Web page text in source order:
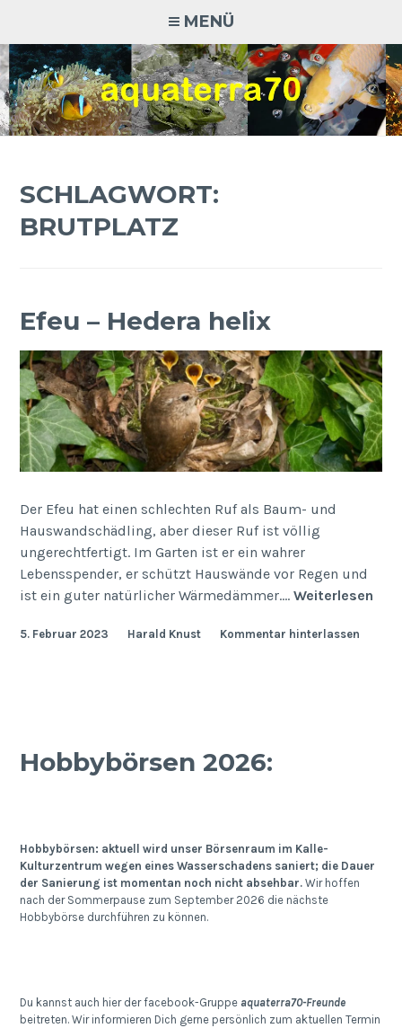
springen
MENÜ
AQUATERRA70
Aquaristik · Terraristik · Natur- und Artenschutz
SCHLAGWORT:
BRUTPLATZ
Efeu – Hedera helix
Der Efeu hat einen schlechten Ruf als Baum- und
Hauswandschädling, aber dieser Ruf ist völlig
ungerechtfertigt. Im Garten ist er ein wahrer
Lebensspender, er schützt Hauswände vor Regen und
ist ein guter natürlicher Wärmedämmer.…Weiterlesen
5. Februar 2023 Harald Knust Kommentar hinterlassen
Hobbybörsen 2026:
Hobbybörsen: aktuell wird unser Börsenraum im Kalle-
Kulturzentrum wegen eines Wasserschadens saniert; die Dauer
der Sanierung ist momentan noch nicht absehbar. Wir hoffen
nach der Sommerpause zum September 2026 die nächste
Hobbybörse durchführen zu können.
Du kannst auch hier der facebook-Gruppeaquaterra70-Freunde
beitreten. Wir informieren Dich gerne persönlich zum aktuellen Termin